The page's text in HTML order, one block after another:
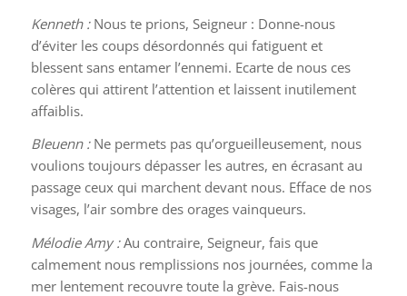
Kenneth :Nous te prions, Seigneur : Donne-nous
d’éviter les coups désordonnés qui fatiguent et
blessent sans entamer l’ennemi. Ecarte de nous ces
colères qui attirent l’attention et laissent inutilement
affaiblis.
Bleuenn :Ne permets pas qu’orgueilleusement, nous
voulions toujours dépasser les autres, en écrasant au
passage ceux qui marchent devant nous. Efface de nos
visages, l’air sombre des orages vainqueurs.
Mélodie Amy :Au contraire, Seigneur, fais que
calmement nous remplissions nos journées, comme la
mer lentement recouvre toute la grève. Fais-nous